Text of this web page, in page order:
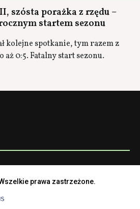
szósta porażka z rzędu –
startem sezonu
kolejne spotkanie, tym razem z
aż 0:5. Fatalny start sezonu.
prawa zastrzeżone.